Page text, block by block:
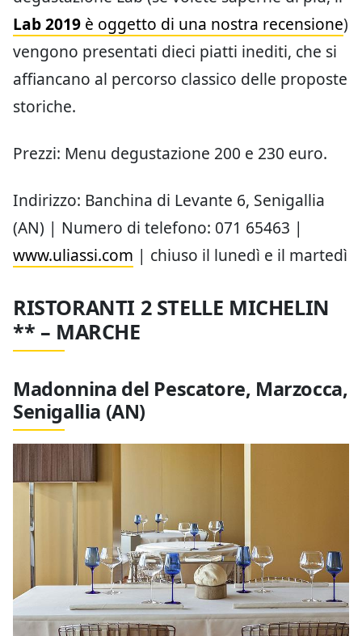
Lab 2019 è oggetto di una nostra recensione)
vengono presentati dieci piatti inediti, che si
affiancano al percorso classico delle proposte
storiche.
Prezzi: Menu degustazione 200 e 230 euro.
Indirizzo: Banchina di Levante 6, Senigallia
(AN) | Numero di telefono: 071 65463 |
www.uliassi.com | chiuso il lunedì e il martedì
RISTORANTI 2 STELLE MICHELIN
** – MARCHE
Madonnina del Pescatore, Marzocca,
Senigallia (AN)